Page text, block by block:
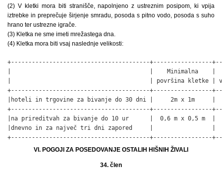
(2) V kletki mora biti stranišče, napolnjeno z ustreznim posipom, ki vpija
iztrebke in preprečuje širjenje smradu, posoda s pitno vodo, posoda s suho
hrano ter ustrezne igrače.
(3) Kletka ne sme imeti mrežastega dna.
(4) Kletka mora biti vsaj naslednje velikosti:
+----------------------------------------+-----------------
|                                        |    Minimalna    |
|                                        | površina kletke |
+----------------------------------------+-----------------
|hoteli in trgovine za bivanje do 30 dni |     2m x 1m
+----------------------------------------+-----------------
|na prireditvah za bivanje do 10 ur      |  0,6 m x 0,5 m
|dnevno in za največ tri dni zapored     |
+----------------------------------------+-----------------
VI. POGOJI ZA POSEDOVANJE OSTALIH HIŠNIH ŽIVALI
34. člen